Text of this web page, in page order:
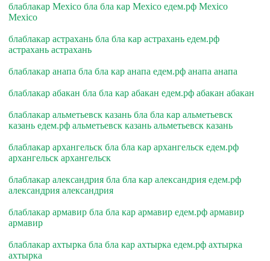
блаблакар Mexico бла бла кар Mexico едем.рф Mexico
Mexico
блаблакар астрахань бла бла кар астрахань едем.рф
астрахань астрахань
блаблакар анапа бла бла кар анапа едем.рф анапа анапа
блаблакар абакан бла бла кар абакан едем.рф абакан абакан
блаблакар альметьевск казань бла бла кар альметьевск
казань едем.рф альметьевск казань альметьевск казань
блаблакар архангельск бла бла кар архангельск едем.рф
архангельск архангельск
блаблакар александрия бла бла кар александрия едем.рф
александрия александрия
блаблакар армавир бла бла кар армавир едем.рф армавир
армавир
блаблакар ахтырка бла бла кар ахтырка едем.рф ахтырка
ахтырка